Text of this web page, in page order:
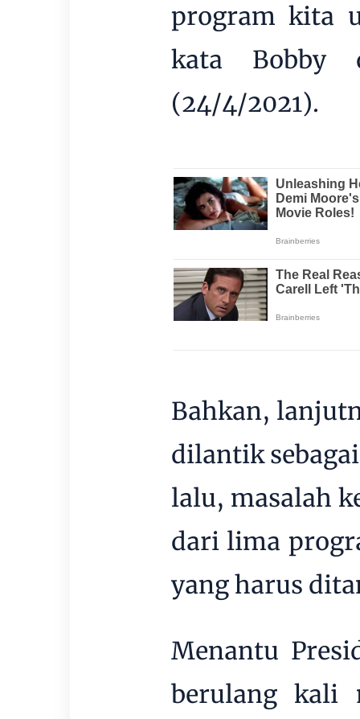
program kita
kata Bobby
(24/4/2021).
Bahkan,
dilantik
lalu, masalah
dari lima
yang harus
Menantu
berulang kali